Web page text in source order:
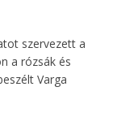
szervezett a
a rózsák és
Varga